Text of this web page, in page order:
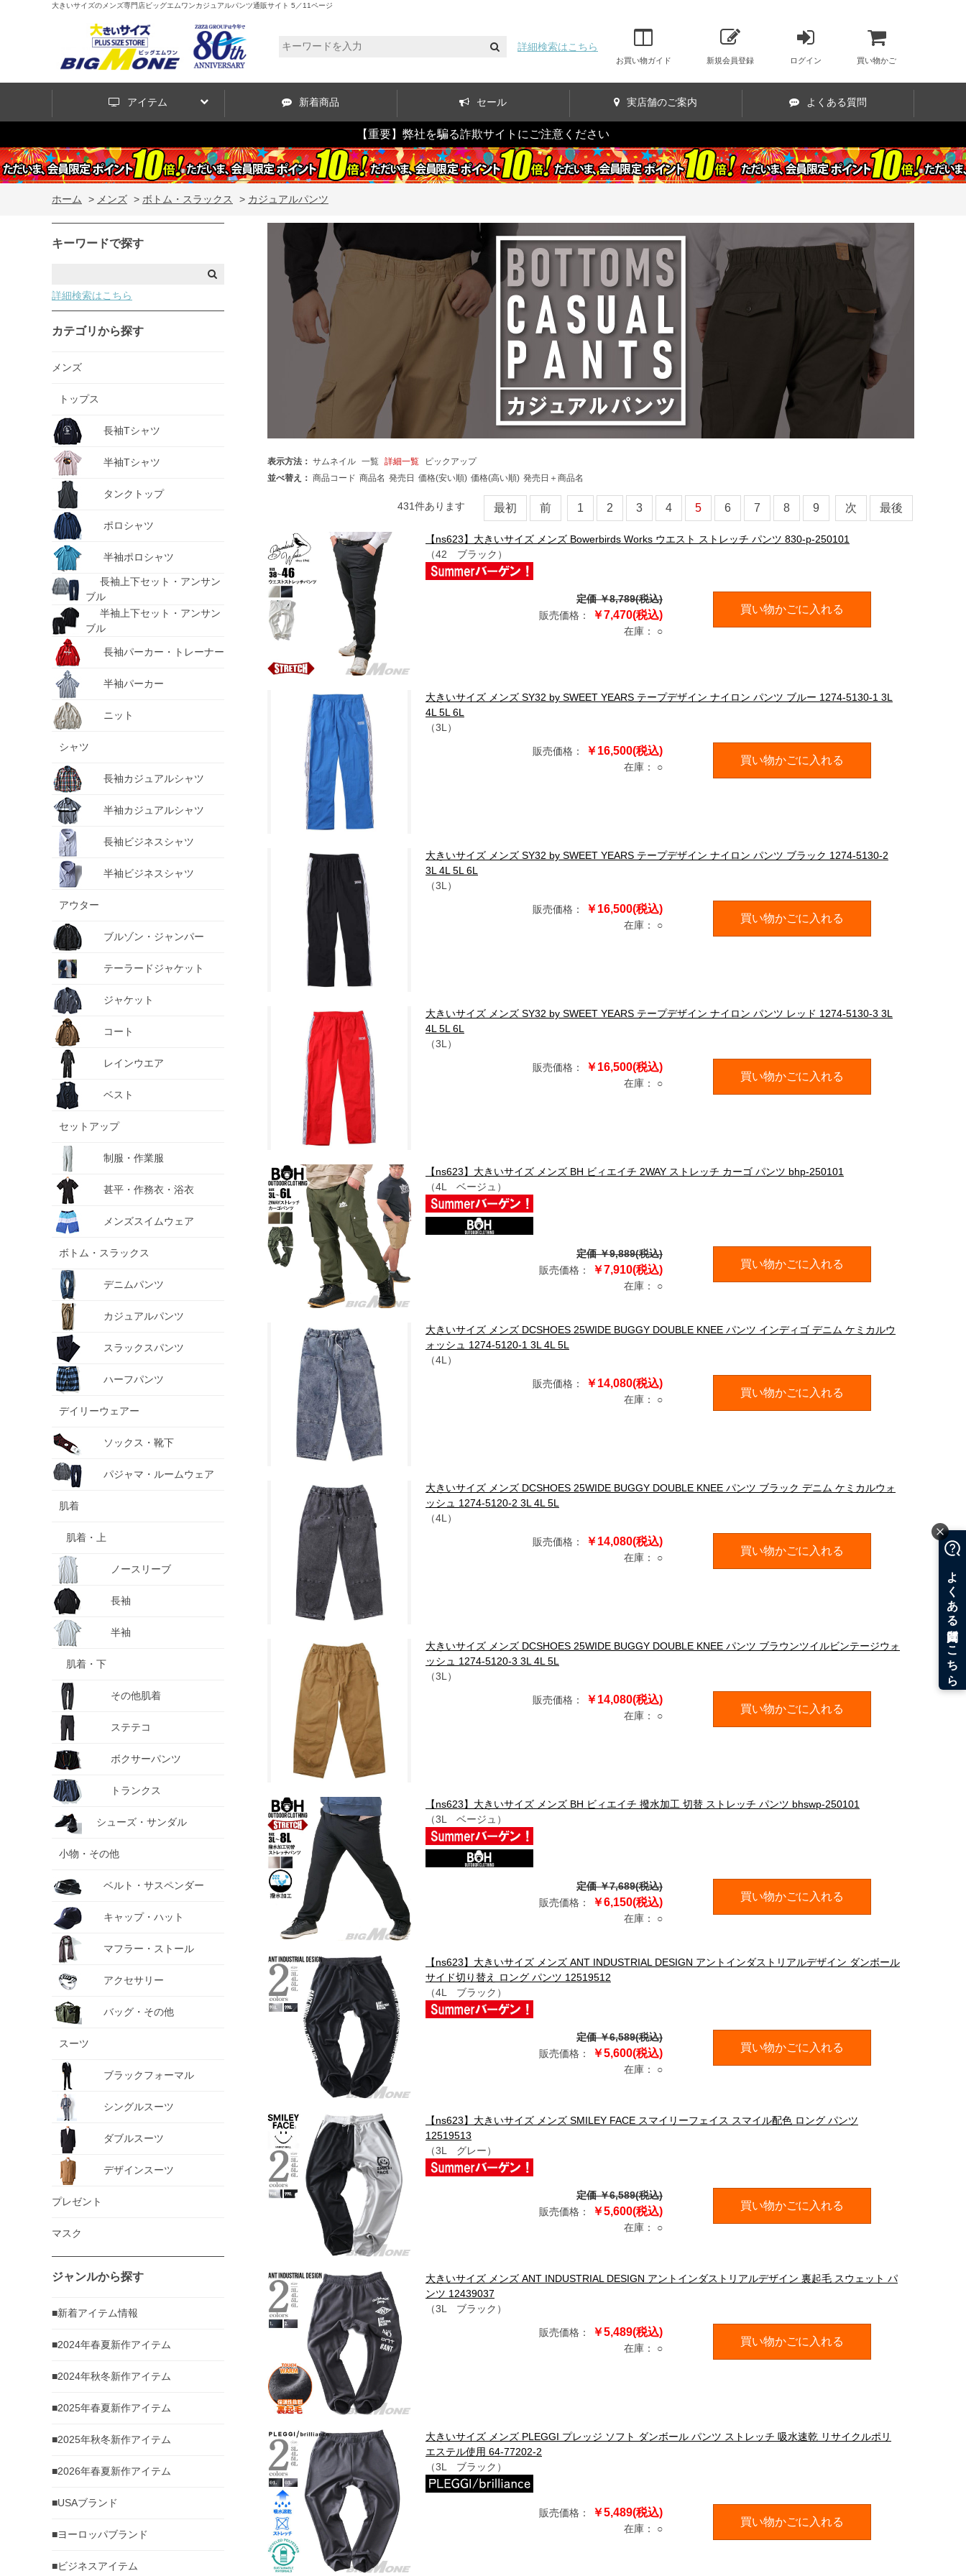
大きいサイズのメンズ専門店ビッグエムワンカジュアルパンツ通販サイト 5／11ページ
詳細検索はこちら
お買い物ガイド 新規会員登録 ログイン 買い物かご
アイテム 新着商品 セール 実店舗のご案内 よくある質問
【重要】弊社を騙る詐欺サイトにご注意ください
ホーム > メンズ > ボトム・スラックス > カジュアルパンツ
キーワードで探す
詳細検索はこちら
カテゴリから探す
メンズ
トップス
長袖Tシャツ
半袖Tシャツ
タンクトップ
ポロシャツ
半袖ポロシャツ
長袖上下セット・アンサン
ブル
半袖上下セット・アンサン
ブル
長袖パーカー・トレーナー
半袖パーカー
ニット
シャツ
長袖カジュアルシャツ
半袖カジュアルシャツ
長袖ビジネスシャツ
半袖ビジネスシャツ
アウター
ブルゾン・ジャンパー
テーラードジャケット
ジャケット
コート
レインウエア
ベスト
セットアップ
制服・作業服
甚平・作務衣・浴衣
メンズスイムウェア
ボトム・スラックス
デニムパンツ
カジュアルパンツ
スラックスパンツ
ハーフパンツ
デイリーウェアー
ソックス・靴下
パジャマ・ルームウェア
肌着
肌着・上
ノースリーブ
長袖
半袖
肌着・下
その他肌着
ステテコ
ボクサーパンツ
トランクス
シューズ・サンダル
小物・その他
ベルト・サスペンダー
キャップ・ハット
マフラー・ストール
アクセサリー
バッグ・その他
スーツ
ブラックフォーマル
シングルスーツ
ダブルスーツ
デザインスーツ
プレゼント
マスク
ジャンルから探す
■新着アイテム情報
■2024年春夏新作アイテム
■2024年秋冬新作アイテム
■2025年春夏新作アイテム
■2025年秋冬新作アイテム
■2026年春夏新作アイテム
■USAブランド
■ヨーロッパブランド
■ビジネスアイテム
表示方法： サムネイル 一覧 詳細一覧
ピックアップ
並べ替え： 商品コード 商品名 発売日 価格(安い順) 価格(高い順) 発売日＋商品名
431件あります 最初 前 1 2 3 4 5 6 7 8 9 次 最後
【ns623】大きいサイズ メンズ Bowerbirds Works ウエスト ストレッチ パンツ 830-p-250101
（42 ブラック）
定価 ￥8,789(税込)
販売価格：
￥7,470(税込)
在庫： ○
買い物かごに入れる
大きいサイズ メンズ SY32 by SWEET YEARS テープデザイン ナイロン パンツ ブルー 1274-5130-1 3L
4L 5L 6L
（3L）
販売価格： ￥16,500(税込)
在庫： ○
買い物かごに入れる
大きいサイズ メンズ SY32 by SWEET YEARS テープデザイン ナイロン パンツ ブラック 1274-5130-2
3L 4L 5L 6L
（3L）
販売価格： ￥16,500(税込)
在庫： ○
買い物かごに入れる
大きいサイズ メンズ SY32 by SWEET YEARS テープデザイン ナイロン パンツ レッド 1274-5130-3 3L
4L 5L 6L
（3L）
販売価格： ￥16,500(税込)
在庫： ○
買い物かごに入れる
【ns623】大きいサイズ メンズ BH ビィエイチ 2WAY ストレッチ カーゴ パンツ bhp-250101
（4L ベージュ）
定価 ￥9,889(税込)
販売価格：
￥7,910(税込)
在庫： ○
買い物かごに入れる
大きいサイズ メンズ DCSHOES 25WIDE BUGGY DOUBLE KNEE パンツ インディゴ デニム ケミカルウ
ォッシュ 1274-5120-1 3L 4L 5L
（4L）
販売価格： ￥14,080(税込)
在庫： ○
買い物かごに入れる
大きいサイズ メンズ DCSHOES 25WIDE BUGGY DOUBLE KNEE パンツ ブラック デニム ケミカルウォ
ッシュ 1274-5120-2 3L 4L 5L
（4L）
販売価格： ￥14,080(税込)
在庫： ○
買い物かごに入れる
大きいサイズ メンズ DCSHOES 25WIDE BUGGY DOUBLE KNEE パンツ ブラウンツイルビンテージウォ
ッシュ 1274-5120-3 3L 4L 5L
（3L）
販売価格： ￥14,080(税込)
在庫： ○
買い物かごに入れる
【ns623】大きいサイズ メンズ BH ビィエイチ 撥水加工 切替 ストレッチ パンツ bhswp-250101
（3L ベージュ）
定価 ￥7,689(税込)
販売価格：
￥6,150(税込)
在庫： ○
買い物かごに入れる
【ns623】大きいサイズ メンズ ANT INDUSTRIAL DESIGN アントインダストリアルデザイン ダンボール
サイド切り替え ロング パンツ 12519512
（4L ブラック）
定価 ￥6,589(税込)
販売価格：
￥5,600(税込)
在庫： ○
買い物かごに入れる
【ns623】大きいサイズ メンズ SMILEY FACE スマイリーフェイス スマイル配色 ロング パンツ
12519513
（3L グレー）
定価 ￥6,589(税込)
販売価格：
￥5,600(税込)
在庫： ○
買い物かごに入れる
大きいサイズ メンズ ANT INDUSTRIAL DESIGN アントインダストリアルデザイン 裏起毛 スウェット パ
ンツ 12439037
（3L ブラック）
販売価格： ￥5,489(税込)
在庫： ○
買い物かごに入れる
大きいサイズ メンズ PLEGGI プレッジ ソフト ダンボール パンツ ストレッチ 吸水速乾 リサイクルポリ
エステル使用 64-77202-2
（3L ブラック）
販売価格： ￥5,489(税込)
在庫： ○
買い物かごに入れる